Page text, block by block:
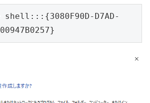
D7AD-